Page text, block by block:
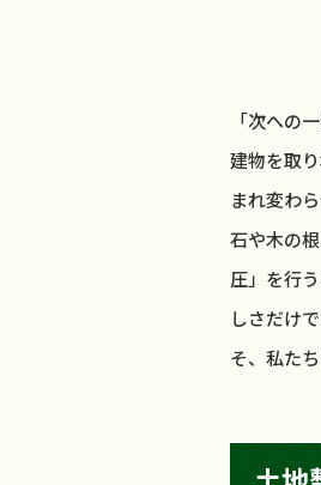
「次への
建物を取
まれ変わ
石や木の
圧」を行
しさだけ
そ、私た